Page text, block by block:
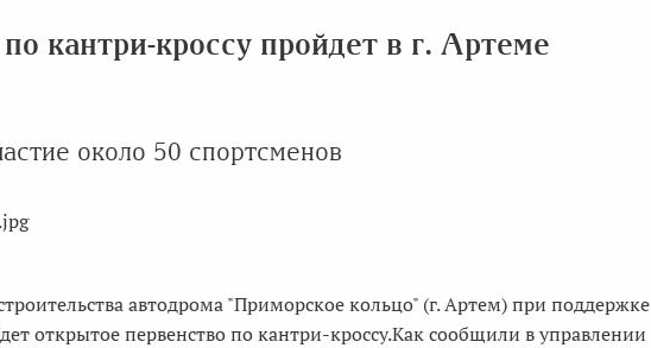
кантри-кроссу пройдет в г. Артеме
около 50 спортсменов
автодрома "Приморское кольцо" (г. Артем) при поддержке
открытое первенство по кантри-кроссу.Как сообщили в управлении